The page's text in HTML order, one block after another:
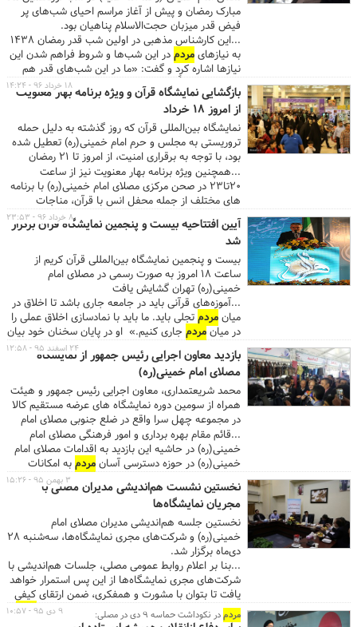
مبارک رمضان و پیش از آغاز مراسم احیای شب‌های پر
فیض قدر میزبان حجت‌الاسلام پناهیان بود.
...این کارشناس مذهبی در اولین شب قدر رمضان ۱۴۳۸
به نیازهایمردمدر این شب‌ها و شروط فراهم شدن این
نیازها اشاره کرد و گفت: «ما در این شب‌های قدر هم
نیاز داریم واقعاً بخشیده بشویم و اگر بخشیده بشویم
واقعاً تغییری در زندگی‌مان پدید می‌آید. ...پناهیان در
جمع انبوهی از عزاداران امیرالمومنین، علی (علیه‌السلام)
در رابطه با جمع شدنمردمدر این شب‌ها گفت: «ما
اینجا دور هم جمع شدیم، برای اینکه گفتند: (اگر مؤمنین
در جایی همه با هم دعا کنند خدا دعایشان را رد
نمی‌کند.)» ...
بازگشایی نمایشگاه قرآن و ویژه برنامه بهار معنویت
از امروز ۱۸ خرداد
نمایشگاه بین‌المللی قرآن که روز گذشته به دلیل حمله
تروریستی به مجلس و حرم امام خمینی(ره) تعطیل شده
بود، با توجه به برقراری امنیت، از امروز تا ۲۱ رمضان
مصادف با ۲۶ خردادماه از ساعت ۱۷ تا ۲۴ در مصلای امام
خمینی(ره) پذیرای بازدیدکنندگان است.
...همچنین ویژه برنامه بهار معنویت نیز از ساعت
۲۰تا۲۳ در صحن مرکزی مصلای امام خمینی(ره) با برنامه
های مختلف از جمله محفل انس با قرآن، مناجات
خوانی، سخنرانی و مسابقه تا هفدهم ماه مبارک رمضان
پذیرایمردمعزیز خواهد بود. ...
۱۸ خرداد ۹۶ - ۱۴:۲۴
آیین افتتاحیه بیست و پنجمین نمایشگاه قرآن برگزار
شد
بیست و پنجمین نمایشگاه بین‌المللی قرآن کریم از
ساعت ۱۸ امروز به صورت رسمی در مصلای امام
خمینی(ره) تهران گشایش یافت
...آموزه‌های قرآنی باید در جامعه جاری باشد تا اخلاق در
میانمردمتجلی باید. ما باید با نمادسازی اخلاق عملی را
در میانمردمجاری کنیم.» او در پایان سخنان خود بیان
داشت که «پیام نمایشگاه امسال باید سرلوحه کار قرار
گیرد و باید برای رسیدن به سعادت متوسل به قرآن
باشیم. ...
۸ خرداد ۹۶ - ۲۳:۵۳
بازدید معاون اجرایی رئیس جمهور از نمایشگاه
مصلای امام خمینی(ره)
محمد شریعتمداری، معاون اجرایی رئیس جمهور و هیئت
همراه از سومین دوره نمایشگاه های عرضه مستقیم کالا
در مجموعه چهل سرا واقع در ضلع جنوبی مصلای امام
خمینی(ره) بازدید کرد.
...قائم مقام بهره برداری و امور فرهنگی مصلای امام
خمینی(ره) در حاشیه این بازدید به اقدامات مصلای امام
خمینی(ره) در حوزه دسترسی آسانمردمبه امکانات
رفاهی و پذیرایی نمایشگاه ها اشاره کرد و گفت: بازسازی
مسجد باقرالعلوم واقع در مجموعه چهل سرا، ایجاد
سیستم ATM از بانک های مختلف، افزایش ساعات
بازدید و تعبیه سرویس بهداشتی در همه بخش های این
مجموعه از جمله این اقدامات است. ...دولتی خاطرنشان
کرد: هدف از برگزاری نمایشگاه های بهاره، عرضه مایحتاج
مردم با مناسب ترین قیمت و بالاترین کیفیت است و
نظرسنجی ها نشان داده درصد بالایی از این اهداف
محقق شده است. ...
۲۴ اسفند ۹۵ - ۱۲:۵۸
نخستین نشست هم‌اندیشی مدیران مصلی با
مجریان نمایشگاه‌ها
نخستین جلسه هم‌اندیشی مدیران مصلای امام
خمینی(ره) و شرکت‌های مجری نمایشگاه‌ها، سه‌شنبه ۲۸
دی‌ماه برگزار شد‎.
...بنا بر اعلام روابط عمومی مصلی‏، جلسات هم‌اندیشی با
شرکت‌های مجری ‏نمایشگاه‌ها از این پس استمرار خواهد
یافت تا بتوان با مشورت و همفکری، ضمن ارتقای کیفی
برگزاری نمایشگاه‌ها، فضای بهتری ‏را برای میزبانیمردم
۳ بهمن ۹۵ - ۱۵:۲۶
مردمدر نکوداشت حماسه ۹ دی در مصلی: ۹ دی ۹۵ - ۱۰:۵۷